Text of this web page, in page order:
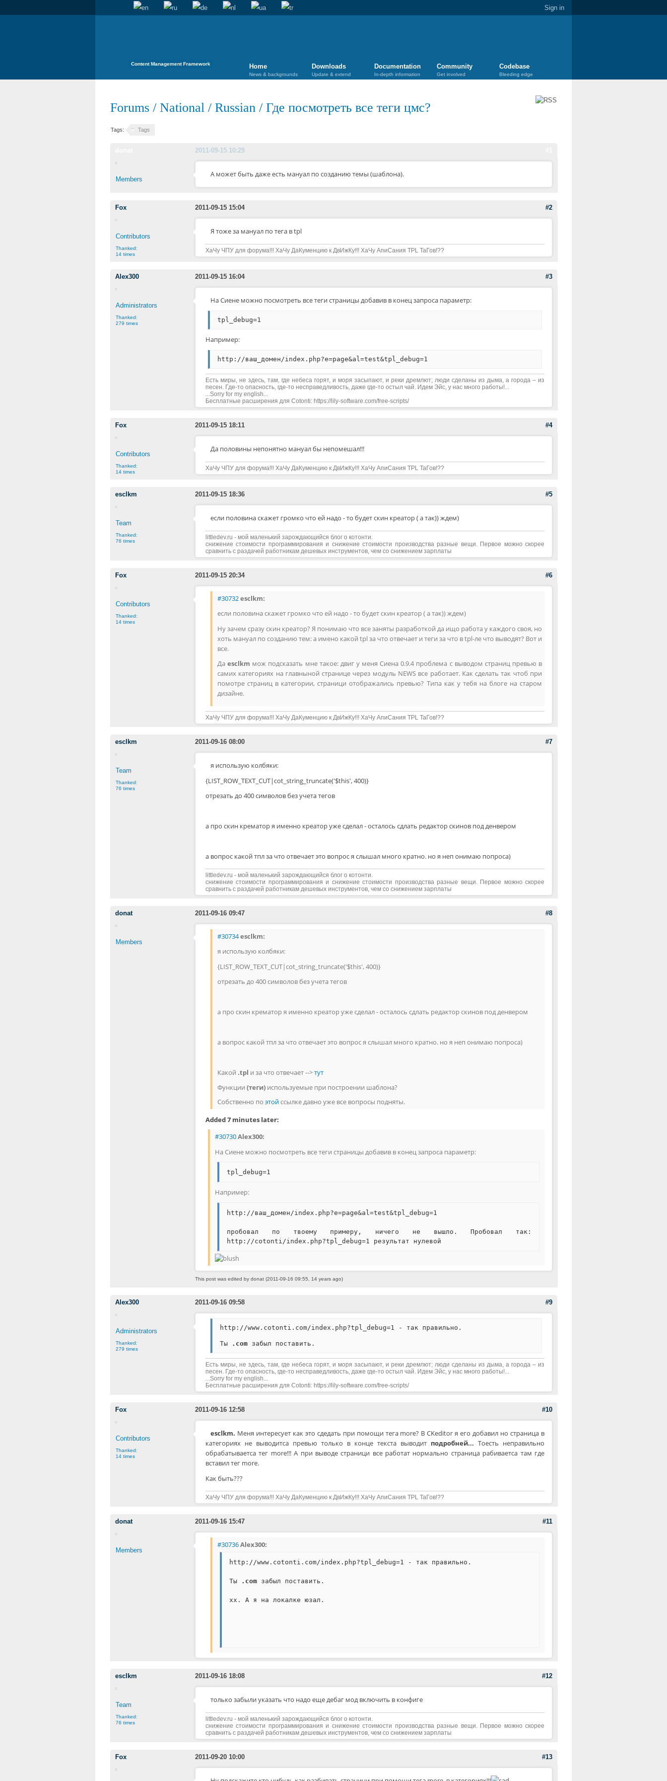
Sign in
Content Management Framework Home
News & backgrounds
Downloads
Update & extend
Documentation
In-depth information
Community
Get involved
Codebase
Bleeding edge
Forums / National / Russian / Где посмотреть все теги цмс?
Tags: Tags
2011-09-15 10:29
Members
А может быть даже есть мануал по созданию темы (шаблона).
Fox #2
2011-09-15 15:04
Contributors
Thanked:
14 times
Я тоже за мануал по тега в tpl
ХаЧу ЧПУ для форума!!! ХаЧу ДаКуменцию к ДвИжКу!!! ХаЧу АпиСания TPL ТаГов!??
Alex300 #3
2011-09-15 16:04
Administrators
Thanked:
279 times
На Сиене можно посмотреть все теги страницы добавив в конец запроса параметр:
tpl_debug=1
Например:
http://ваш_домен/index.php?e=page&al=test&tpl_debug=1
Есть миры, не здесь, там, где небеса горят, и моря засыпают, и реки дремлют; люди сделаны из дыма, а города – из
песен. Где-то опасность, где-то несправедливость, даже где-то остыл чай. Идем Эйс, у нас много работы!...
...Sorry for my english...
Бесплатные расширения для Cotonti: https://lily-software.com/free-scripts/
Fox #4
2011-09-15 18:11
Contributors
Thanked:
14 times
Да половины непонятно мануал бы непомешал!!!
ХаЧу ЧПУ для форума!!! ХаЧу ДаКуменцию к ДвИжКу!!! ХаЧу АпиСания TPL ТаГов!??
esclkm #5
2011-09-15 18:36
Team
Thanked:
76 times
если половина скажет громко что ей надо - то будет скин креатор ( а так)) ждем)
littledev.ru - мой маленький зарождающийся блог о котонти.
снижение стоимости программирования и снижение стоимости производства разные вещи. Первое можно скорее
сравнить с раздачей работникам дешевых инструментов, чем со снижением зарплаты
Fox #6
2011-09-15 20:34
Contributors
Thanked:
14 times
#30732esclkm:
если половина скажет громко что ей надо - то будет скин креатор ( а так)) ждем)
Ну зачем сразу скин креатор? Я понимаю что все заняты разработкой да ищо работа у каждого своя, но
хоть мануал по созданию тем: а имено какой tpl за что отвечает и теги за что в tpl-ле что выводят? Вот и
все.
Даesclkm мож подсказать мне такое: двиг у меня Сиена 0.9.4 проблема с выводом страниц превью в
самих категориях на главныной странице через модуль NEWS все работает. Как сделать так чтоб при
помотре страниц в категории, страници отображались превью? Типа как у тебя на блоге на старом
дизайне.
ХаЧу ЧПУ для форума!!! ХаЧу ДаКуменцию к ДвИжКу!!! ХаЧу АпиСания TPL ТаГов!??
esclkm #7
2011-09-16 08:00
Team
Thanked:
76 times
я использую колбяки:
{LIST_ROW_TEXT_CUT|cot_string_truncate('$this', 400)}
отрезать до 400 символов без учета тегов
а про скин крематор я именно креатор уже сделал - осталось сдлать редактор скинов под денвером
а вопрос какой тпл за что отвечает это вопрос я слышал много кратно. но я неп онимаю попроса)
littledev.ru - мой маленький зарождающийся блог о котонти.
снижение стоимости программирования и снижение стоимости производства разные вещи. Первое можно скорее
сравнить с раздачей работникам дешевых инструментов, чем со снижением зарплаты
donat #8
2011-09-16 09:47
Members
#30734esclkm:
я использую колбяки:
{LIST_ROW_TEXT_CUT|cot_string_truncate('$this', 400)}
отрезать до 400 символов без учета тегов
а про скин крематор я именно креатор уже сделал - осталось сдлать редактор скинов под денвером
а вопрос какой тпл за что отвечает это вопрос я слышал много кратно. но я неп онимаю попроса)
Какой .tpl и за что отвечает -->тут
Функции (теги) используемые при построении шаблона?
Собственно по этойссылке давно уже все вопросы подняты.
Added 7 minutes later:
#30730Alex300:
На Сиене можно посмотреть все теги страницы добавив в конец запроса параметр:
tpl_debug=1
Например:
http://ваш_домен/index.php?e=page&al=test&tpl_debug=1
пробовал по твоему примеру, ничего не вышло. Пробовал так:
http://cotonti/index.php?tpl_debug=1 результат нулевой
This post was edited by donat (2011-09-16 09:55, 14 years ago)
Alex300 #9
2011-09-16 09:58
Administrators
Thanked:
279 times
http://www.cotonti.com/index.php?tpl_debug=1 - так правильно.
Ты .com
Есть миры, не здесь, там, где небеса горят, и моря засыпают, и реки дремлют; люди сделаны из дыма, а города – из
песен. Где-то опасность, где-то несправедливость, даже где-то остыл чай. Идем Эйс, у нас много работы!...
...Sorry for my english...
Бесплатные расширения для Cotonti: https://lily-software.com/free-scripts/
Fox #10
2011-09-16 12:58
Contributors
Thanked:
14 times
esclkm. Меня интересует как это сдедать при помощи тега more? В CKeditor я его добавил но страница в
категориях не выводитса превью только в конце текста выводит подробней... Тоесть неправильно
обрабатываетса тег more!!! А при выводе страници все работат нормально страница рабиваетса там где
вставил тег more.
Как быть???
ХаЧу ЧПУ для форума!!! ХаЧу ДаКуменцию к ДвИжКу!!! ХаЧу АпиСания TPL ТаГов!??
donat #11
2011-09-16 15:47
Members
#30736Alex300:
http://www.cotonti.com/index.php?tpl_debug=1 - так правильно.
Ты .com забыл поставить.
xx. А я на локалке юзал.
esclkm #12
2011-09-16 18:08
Team
Thanked:
76 times
только забыли указать что надо еще дебаг мод включить в конфиге
littledev.ru - мой маленький зарождающийся блог о котонти.
снижение стоимости программирования и снижение стоимости производства разные вещи. Первое можно скорее
сравнить с раздачей работникам дешевых инструментов, чем со снижением зарплаты
Fox #13
2011-09-20 10:00